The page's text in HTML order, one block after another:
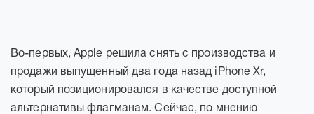
Во-первых, Apple решила снять с производства и
продажи выпущенный два года назад iPhone Xr,
который позиционировался в качестве доступной
альтернативы флагманам. Сейчас, по мнению